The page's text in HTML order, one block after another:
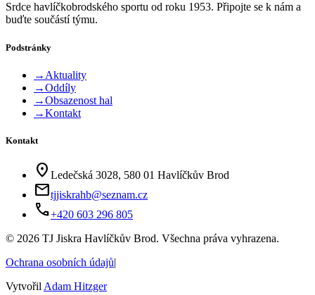
Srdce havlíčkobrodského sportu od roku 1953. Připojte se k nám a
buďte součástí týmu.
Podstránky
→ Aktuality
→Oddíly
→Obsazenost hal
→Kontakt
Kontakt
location_on Ledečská 3028, 580 01 Havlíčkův Brod
mailtjjiskrahb@seznam.cz
phone+420 603 296 805
© 2026 TJ Jiskra Havlíčkův Brod. Všechna práva vyhrazena.
Ochrana osobních údajů|
Vytvořil Adam Hitzger